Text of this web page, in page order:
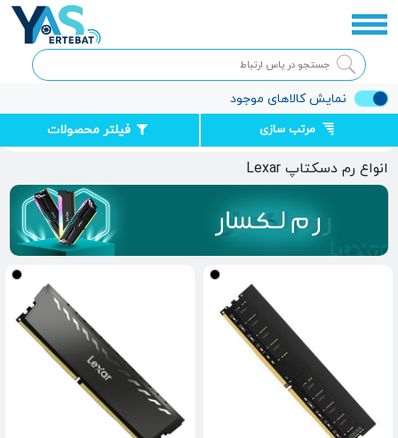
نمایش کالاهای موجود
مرتب سازی فیلتر محصولات قطعات کامپیوتر
انواع رم دسکتاپ Lexar